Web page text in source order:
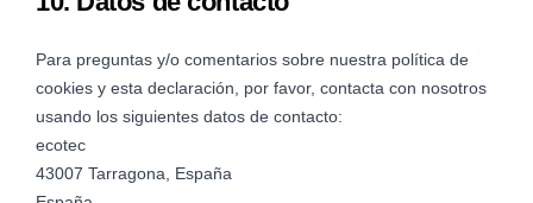
Para preguntas y/o comentarios sobre nuestra política de
cookies y esta declaración, por favor, contacta con nosotros
usando los siguientes datos de contacto:
ecotec
43007 Tarragona, España